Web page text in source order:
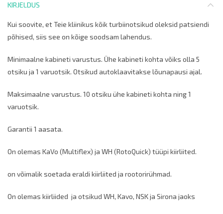
KIRJELDUS
Kui soovite, et Teie kliinikus kõik turbiinotsikud oleksid patsiendi
põhised, siis see on kõige soodsam lahendus.
Minimaalne kabineti varustus. Ühe kabineti kohta võiks olla 5
otsiku ja 1 varuotsik. Otsikud autoklaavitakse lõunapausi ajal.
Maksimaalne varustus. 10 otsiku ühe kabineti kohta ning 1
varuotsik.
Garantii 1 aasata.
On olemas KaVo (Multiflex) ja WH (RotoQuick) tüüpi kiirliited.
on võimalik soetada eraldi kiirliited ja rootorirühmad.
On olemas kiirliided ja otsikud WH, Kavo, NSK ja Sirona jaoks